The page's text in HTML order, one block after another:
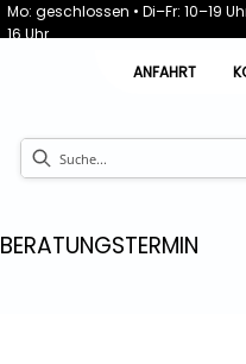
Mo: geschlossen • Di–Fr: 10–19
16 Uhr
ANFAHRT
BERATUNGSTERMIN